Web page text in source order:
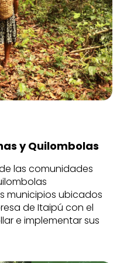
y Quilombolas
las comunidades
municipios ubicados
de Itaipú con el
e implementar sus